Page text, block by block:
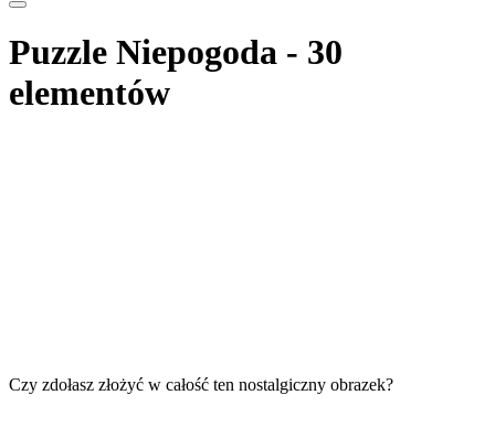
Puzzle Niepogoda - 30
elementów
Czy zdołasz złożyć w całość ten nostalgiczny obrazek?